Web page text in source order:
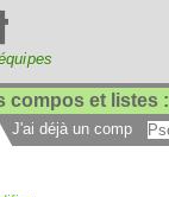
compos et listes :
J'ai déjà un compte :